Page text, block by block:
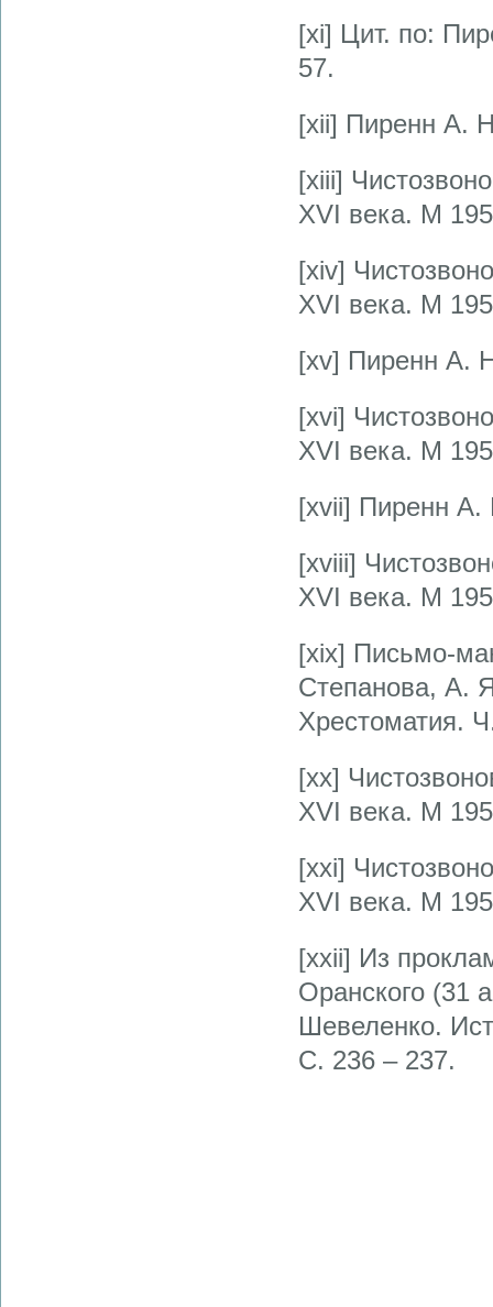
[xi] Цит. по:
57.
[xii] Пиренн А.
[xiii]
XVI века. М
[xiv]
XVI века. М
[xv] Пиренн А.
[xvi]
XVI века. М
[xvii] Пиренн А.
[xviii]
XVI века. М
[xix] Письмо-
Степанова, А.
Хрестоматия.
[xx]
XVI века. М
[xxi]
XVI века. М
[xxii] Из
Оранского (31
Шевеленко.
С. 236 – 237.